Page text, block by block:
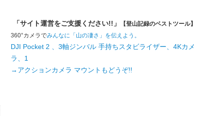
「サイト運営をご支援ください!!」
【登山記録のベストツール】
360°カメラでみんなに「山の凄さ」を伝えよう。
DJI Pocket 2 、3軸ジンバル 手持ちスタビライザー、4Kカメ
ラ、1
→アクションカメラ マウントもどうぞ!!